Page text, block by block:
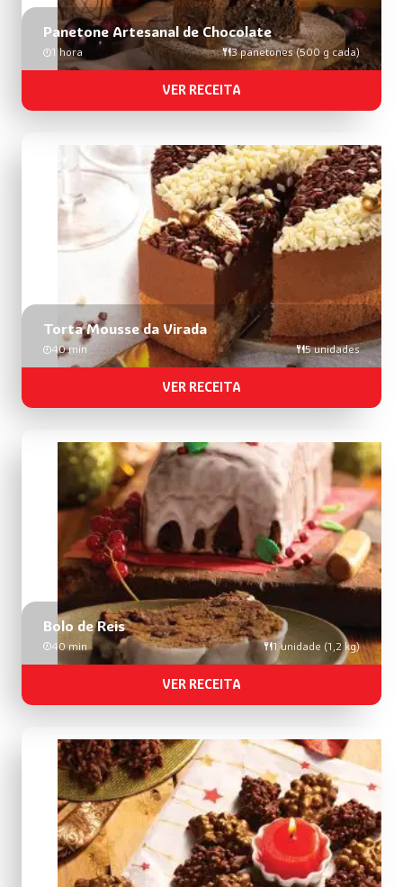
Panetone Artesanal de Chocolate
1 hora 3 panetones (500 g cada)
VER RECEITA
Torta Mousse da Virada
40 min 5 unidades
VER RECEITA
Bolo de Reis
40 min 1 unidade (1,2 kg)
VER RECEITA